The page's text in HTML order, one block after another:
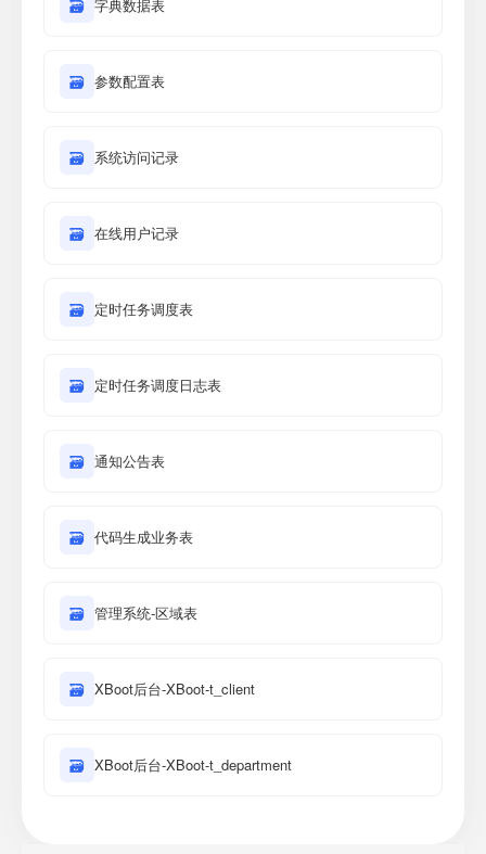
🗃 字典数据表
🗃 参数配置表
🗃 系统访问记录
🗃 在线用户记录
🗃 定时任务调度表
🗃 定时任务调度日志表
🗃 通知公告表
🗃 代码生成业务表
🗃 管理系统-区域表
🗃 XBoot后台-XBoot-t_client
🗃 XBoot后台-XBoot-t_department